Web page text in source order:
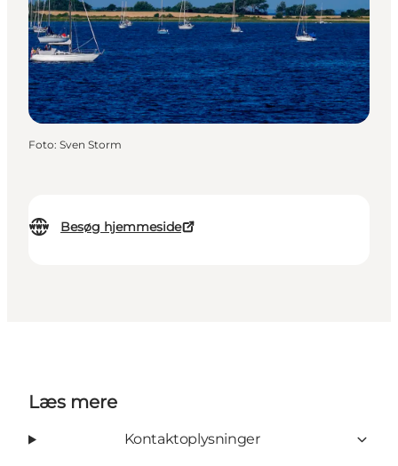
Besøg hjemmeside
Foto: Sven Storm
Læs mere
Kontaktoplysninger